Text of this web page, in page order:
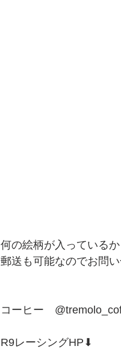
何の絵柄が入っている
郵送も可能なのでお問
コーヒー　
R9レーシングHP⬇︎